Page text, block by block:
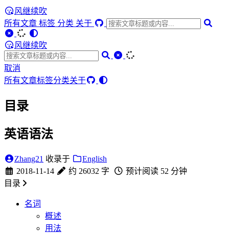
风继续吹
所有文章 标签 分类 关于
风继续吹
取消
所有文章标签分类关于
目录
英语语法
Zhang21 收录于
English
2018-11-14
约 26032 字
预计阅读 52 分钟
目录
名词
概述
用法